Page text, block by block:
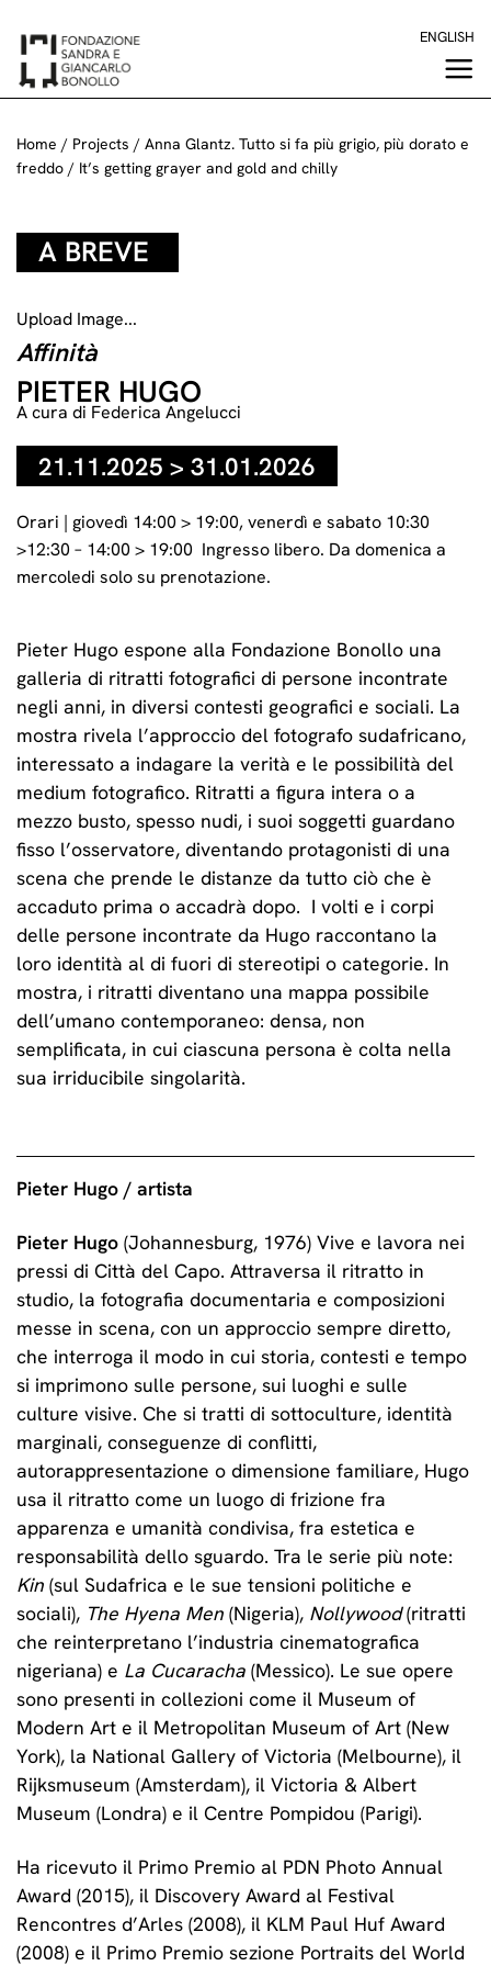
content
ENGLISH
Home / Projects / Anna Glantz. Tutto si fa più grigio, più dorato e
freddo / It’s getting grayer and gold and chilly
A BREVE
Upload Image...
Affinità
PIETER HUGO
A cura di Federica Angelucci
21.11.2025 > 31.01.2026
Orari | giovedì 14:00 > 19:00, venerdì e sabato 10:30
>12:30 – 14:00 > 19:00 Ingresso libero. Da domenica a
mercoledi solo su prenotazione.
Pieter Hugo espone alla Fondazione Bonollo una
galleria di ritratti fotografici di persone incontrate
negli anni, in diversi contesti geografici e sociali. La
mostra rivela l’approccio del fotografo sudafricano,
interessato a indagare la verità e le possibilità del
medium fotografico. Ritratti a figura intera o a
mezzo busto, spesso nudi, i suoi soggetti guardano
fisso l’osservatore, diventando protagonisti di una
scena che prende le distanze da tutto ciò che è
accaduto prima o accadrà dopo. I volti e i corpi
delle persone incontrate da Hugo raccontano la
loro identità al di fuori di stereotipi o categorie. In
mostra, i ritratti diventano una mappa possibile
dell’umano contemporaneo: densa, non
semplificata, in cui ciascuna persona è colta nella
sua irriducibile singolarità.
Pieter Hugo / artista
Pieter Hugo (Johannesburg, 1976) Vive e lavora nei
pressi di Città del Capo. Attraversa il ritratto in
studio, la fotografia documentaria e composizioni
messe in scena, con un approccio sempre diretto,
che interroga il modo in cui storia, contesti e tempo
si imprimono sulle persone, sui luoghi e sulle
culture visive. Che si tratti di sottoculture, identità
marginali, conseguenze di conflitti,
autorappresentazione o dimensione familiare, Hugo
usa il ritratto come un luogo di frizione fra
apparenza e umanità condivisa, fra estetica e
responsabilità dello sguardo. Tra le serie più note:
Kin (sul Sudafrica e le sue tensioni politiche e
sociali), The Hyena Men (Nigeria), Nollywood(ritratti
che reinterpretano l’industria cinematografica
nigeriana) e La Cucaracha (Messico). Le sue opere
sono presenti in collezioni come il Museum of
Modern Art e il Metropolitan Museum of Art (New
York), la National Gallery of Victoria (Melbourne), il
Rijksmuseum (Amsterdam), il Victoria & Albert
Museum (Londra) e il Centre Pompidou (Parigi).
Ha ricevuto il Primo Premio al PDN Photo Annual
Award (2015), il Discovery Award al Festival
Rencontres d’Arles (2008), il KLM Paul Huf Award
(2008) e il Primo Premio sezione Portraits del World